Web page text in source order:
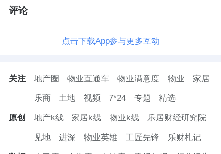
评论
点击下载App参与更多互动
关注 地产圈 物业直通车 物业满意度 物业 家居
乐商 土地 视频 7*24 专题 精选
原创 地产k线 家居k线 物业k线 乐居财经研究院
见地 进深 物业英雄 工匠先锋 乐财札记